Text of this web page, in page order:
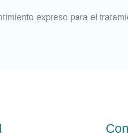
expreso para el